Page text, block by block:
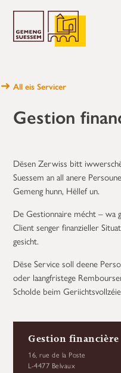
All eis Servicer
Gestion
Dësen Zerwiss bitt
Suessem an all anere
Gemeng hunn, Hëllef un.
De Gestionnaire mécht – wa
Client senger finanzieller
gesicht.
Dëse Service soll deene
oder laangfristege
Scholde beim
Gestion financière
16, rue de la Poste
L-4477 Belvaux